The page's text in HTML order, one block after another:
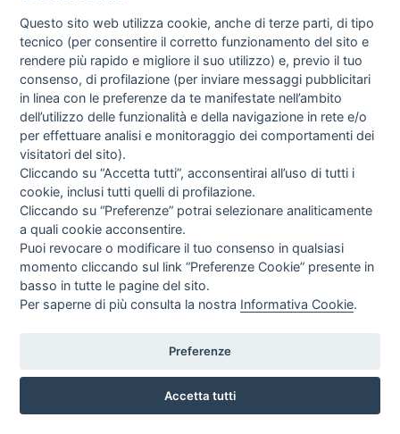
PR ITALIA
EUR619,38
IVA incl.
POLTRONA ELETTRA LIFT (ALZA PERSONA) A 2 MOTORI CON
RUOTINE DI SPOSTAMENTO
Questo sito web utilizza cookie, anche di terze parti, di tipo
tecnico (per consentire il corretto funzionamento del sito e
rendere più rapido e migliore il suo utilizzo) e, previo il tuo
consenso, di profilazione (per inviare messaggi pubblicitari
in linea con le preferenze da te manifestate nell’ambito
dell’utilizzo delle funzionalità e della navigazione in rete e/o
per effettuare analisi e monitoraggio dei comportamenti dei
visitatori del sito).
Cliccando su “Accetta tutti”, acconsentirai all’uso di tutti i
cookie, inclusi tutti quelli di profilazione.
Cliccando su “Preferenze” potrai selezionare analiticamente
a quali cookie acconsentire.
Puoi revocare o modificare il tuo consenso in qualsiasi
momento cliccando sul link “Preferenze Cookie” presente in
basso in tutte le pagine del sito.
Per saperne di più consulta la nostra Informativa Cookie.
Preferenze
Accetta tutti